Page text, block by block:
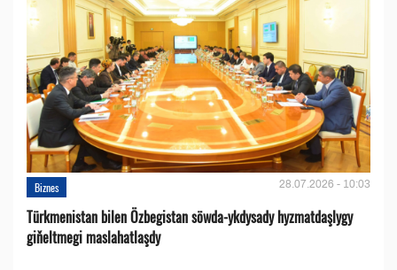
Biznes 28.07.2026 - 10:03
Türkmenistan bilen Özbegistan söwda-ykdysady hyzmatdaşlygy
giňeltmegi maslahatlaşdy